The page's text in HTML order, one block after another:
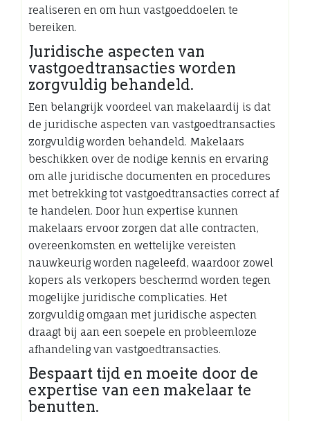
realiseren en om hun vastgoeddoelen te
bereiken.
Juridische aspecten van
vastgoedtransacties worden
zorgvuldig behandeld.
Een belangrijk voordeel van makelaardij is dat
de juridische aspecten van vastgoedtransacties
zorgvuldig worden behandeld. Makelaars
beschikken over de nodige kennis en ervaring
om alle juridische documenten en procedures
met betrekking tot vastgoedtransacties correct af
te handelen. Door hun expertise kunnen
makelaars ervoor zorgen dat alle contracten,
overeenkomsten en wettelijke vereisten
nauwkeurig worden nageleefd, waardoor zowel
kopers als verkopers beschermd worden tegen
mogelijke juridische complicaties. Het
zorgvuldig omgaan met juridische aspecten
draagt bij aan een soepele en probleemloze
afhandeling van vastgoedtransacties.
Bespaart tijd en moeite door de
expertise van een makelaar te
benutten.